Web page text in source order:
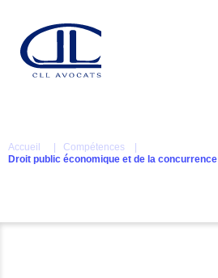
Accueil
| Compétences |
Droit public économique et de la concurrence